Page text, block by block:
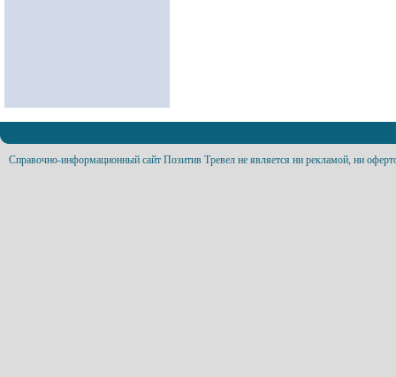
Справочно-информационный сайт Позитив Тревел не является ни рекламой, ни